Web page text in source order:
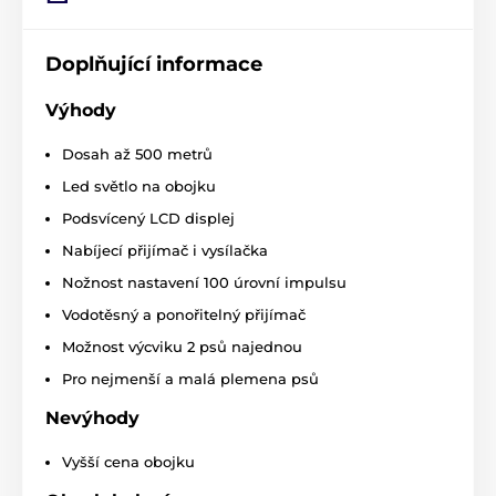
Doplňující informace
Výhody
Dosah až 500 metrů
Led světlo na obojku
Podsvícený LCD displej
Nabíjecí přijímač i vysílačka
Nožnost nastavení 100 úrovní impulsu
Vodotěsný a ponořitelný přijímač
Možnost výcviku 2 psů najednou
Pro nejmenší a malá plemena psů
Nevýhody
Vyšší cena obojku